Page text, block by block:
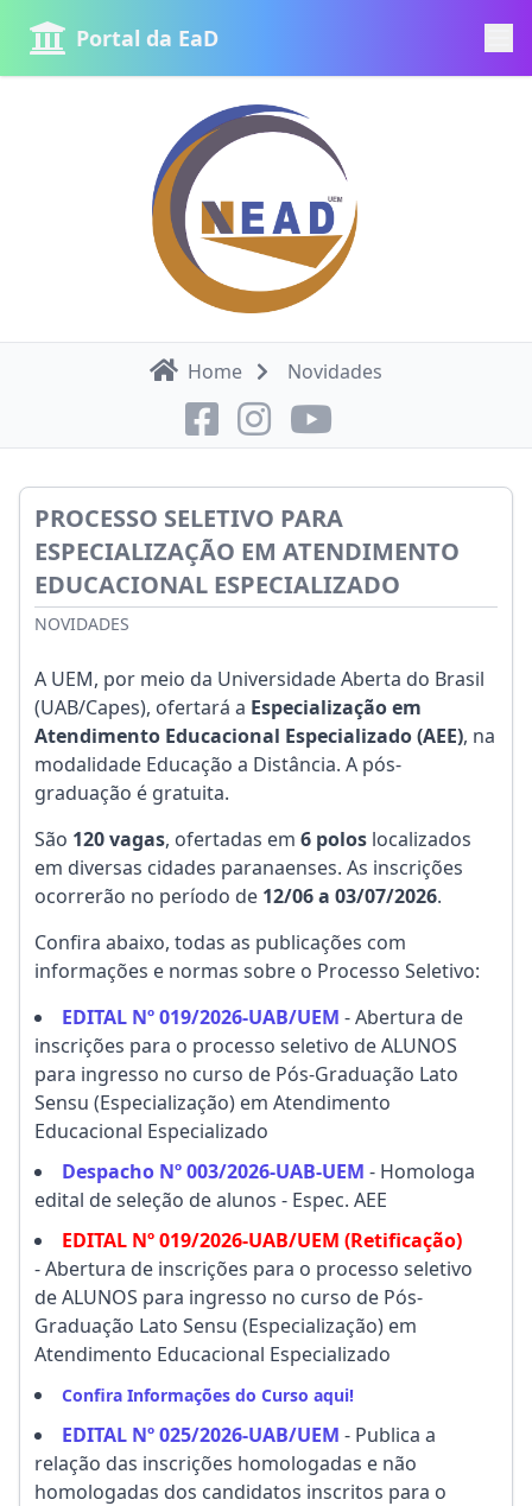
Portal da EaD
Home Novidades
PROCESSO SELETIVO PARA
ESPECIALIZAÇÃO EM ATENDIMENTO
EDUCACIONAL ESPECIALIZADO
NOVIDADES
A UEM, por meio da Universidade Aberta do Brasil
(UAB/Capes), ofertará a Especialização em
Atendimento Educacional Especializado (AEE), na
modalidade Educação a Distância. A pós-
graduação é gratuita.
São 120 vagas, ofertadas em 6 polos localizados
em diversas cidades paranaenses. As inscrições
ocorrerão no período de 12/06 a 03/07/2026.
Confira abaixo, todas as publicações com
informações e normas sobre o Processo Seletivo:
EDITAL Nº 019/2026-UAB/UEM - Abertura de
inscrições para o processo seletivo de ALUNOS
para ingresso no curso de Pós-Graduação Lato
Sensu (Especialização) em Atendimento
Educacional Especializado
Despacho Nº 003/2026-UAB-UEM - Homologa
edital de seleção de alunos - Espec. AEE
EDITAL Nº 019/2026-UAB/UEM (Retificação)
- Abertura de inscrições para o processo seletivo
de ALUNOS para ingresso no curso de Pós-
Graduação Lato Sensu (Especialização) em
Atendimento Educacional Especializado
Confira Informações do Curso aqui!
EDITAL Nº 025/2026-UAB/UEM - Publica a
relação das inscrições homologadas e não
homologadas dos candidatos inscritos para o